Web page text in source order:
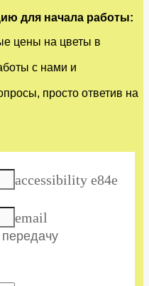
для начала работы:
цены на цветы в
с нами и
просто ответив на
accessibility e84e
email